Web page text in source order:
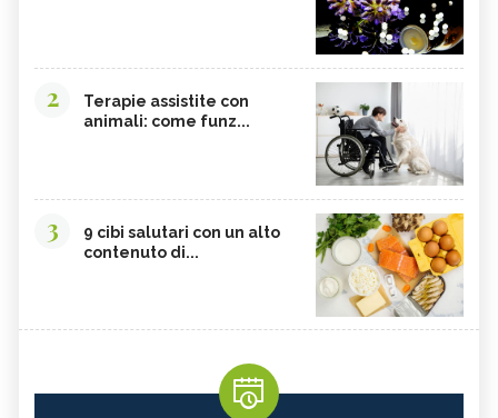
2
Terapie assistite con
animali: come funz...
3
9 cibi salutari con un alto
contenuto di...